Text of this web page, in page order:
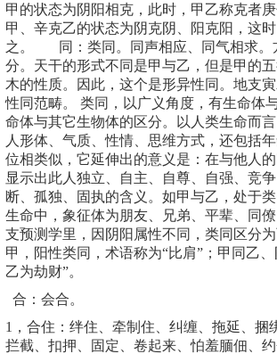
甲的状态为阴阳相克，此时，甲乙称克者
甲、辛克乙的状态为阴克阴、阳克阳，这
之。 同：类同。同声相应、同气相求。
分。天干的形式不同是甲与乙，但是甲的
木的性质。因此，这个是形异性同。地支
性同范畴。 类同，以广义角度，有生命体
命体与其它生物体的区分。以人类生命而
人形体、气质、性情、思维方式，还包括
位相类似，它延伸出的意义是：在与他人
显示出此人独立、自主、自尊、自强、竞
断、孤独、固执的含义。如甲与乙，处于
生命中，象征体为朋友、兄弟、平辈、同
支预测学里，因阴阳属性不同，类同区分
甲，阳性类同，术语称为“比肩”；甲同乙
乙为劫财”。
合：会合。
1，合住：绊住、牵制住、纠缠、拖延、捆
拦截、扣押、固定、卷起来、怕羞腼佃、约